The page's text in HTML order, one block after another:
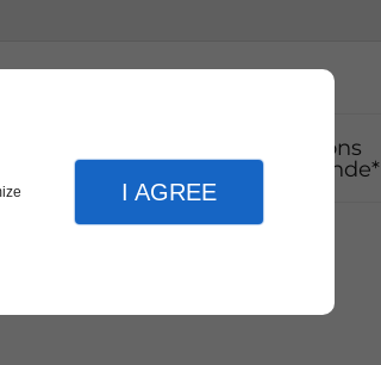
I AGREE
j'accepte que les informations
le cadre strict de ma demande*